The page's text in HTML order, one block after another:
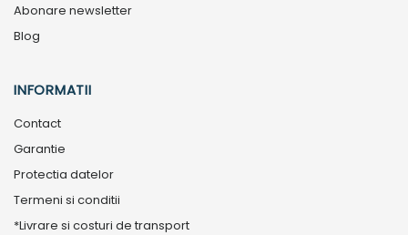
Abonare newsletter
Blog
INFORMATII
Contact
Garantie
Protectia datelor
Termeni si conditii
*Livrare si costuri de transport